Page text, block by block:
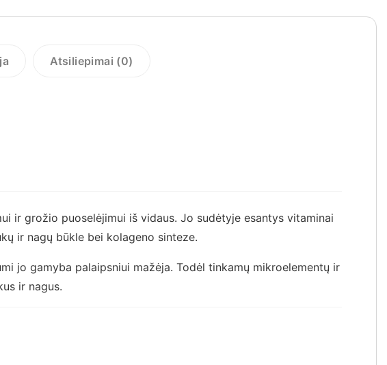
Atsiliepimai (0)
ir grožio puoselėjimui iš vidaus. Jo sudėtyje esantys vitaminai
ir nagų būkle bei kolageno sinteze.
jo gamyba palaipsniui mažėja. Todėl tinkamų mikroelementų ir
ir nagus.